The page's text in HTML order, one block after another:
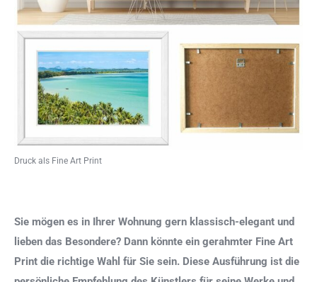
Druck als Fine Art Print
Sie mögen es in Ihrer Wohnung gern klassisch-elegant und
lieben das Besondere? Dann könnte ein gerahmter Fine Art
Print die richtige Wahl für Sie sein. Diese Ausführung ist die